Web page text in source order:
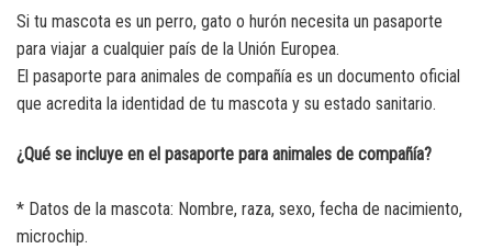
Si tu mascota es un perro, gato o hurón necesita un pasaporte
para viajar a cualquier país de la Unión Europea.
El pasaporte para animales de compañía es un documento oficial
que acredita la identidad de tu mascota y su estado sanitario.
¿Qué se incluye en el pasaporte para animales de compañía?
* Datos de la mascota: Nombre, raza, sexo, fecha de nacimiento,
microchip.